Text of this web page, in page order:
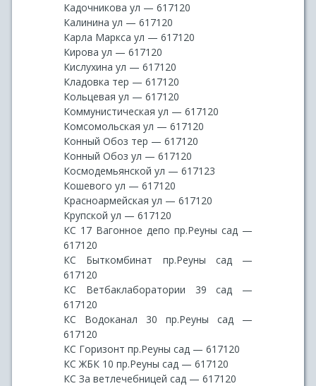
Кадочникова ул — 617120
Калинина ул — 617120
Карла Маркса ул — 617120
Кирова ул — 617120
Кислухина ул — 617120
Кладовка тер — 617120
Кольцевая ул — 617120
Коммунистическая ул — 617120
Комсомольская ул — 617120
Конный Обоз тер — 617120
Конный Обоз ул — 617120
Космодемьянской ул — 617123
Кошевого ул — 617120
Красноармейская ул — 617120
Крупской ул — 617120
КС 17 Вагонное депо пр.Реуны сад —
617120
КС Быткомбинат пр.Реуны сад —
617120
КС Ветбаклаборатории 39 сад —
617120
КС Водоканал 30 пр.Реуны сад —
617120
КС Горизонт пр.Реуны сад — 617120
КС ЖБК 10 пр.Реуны сад — 617120
КС За ветлечебницей сад — 617120